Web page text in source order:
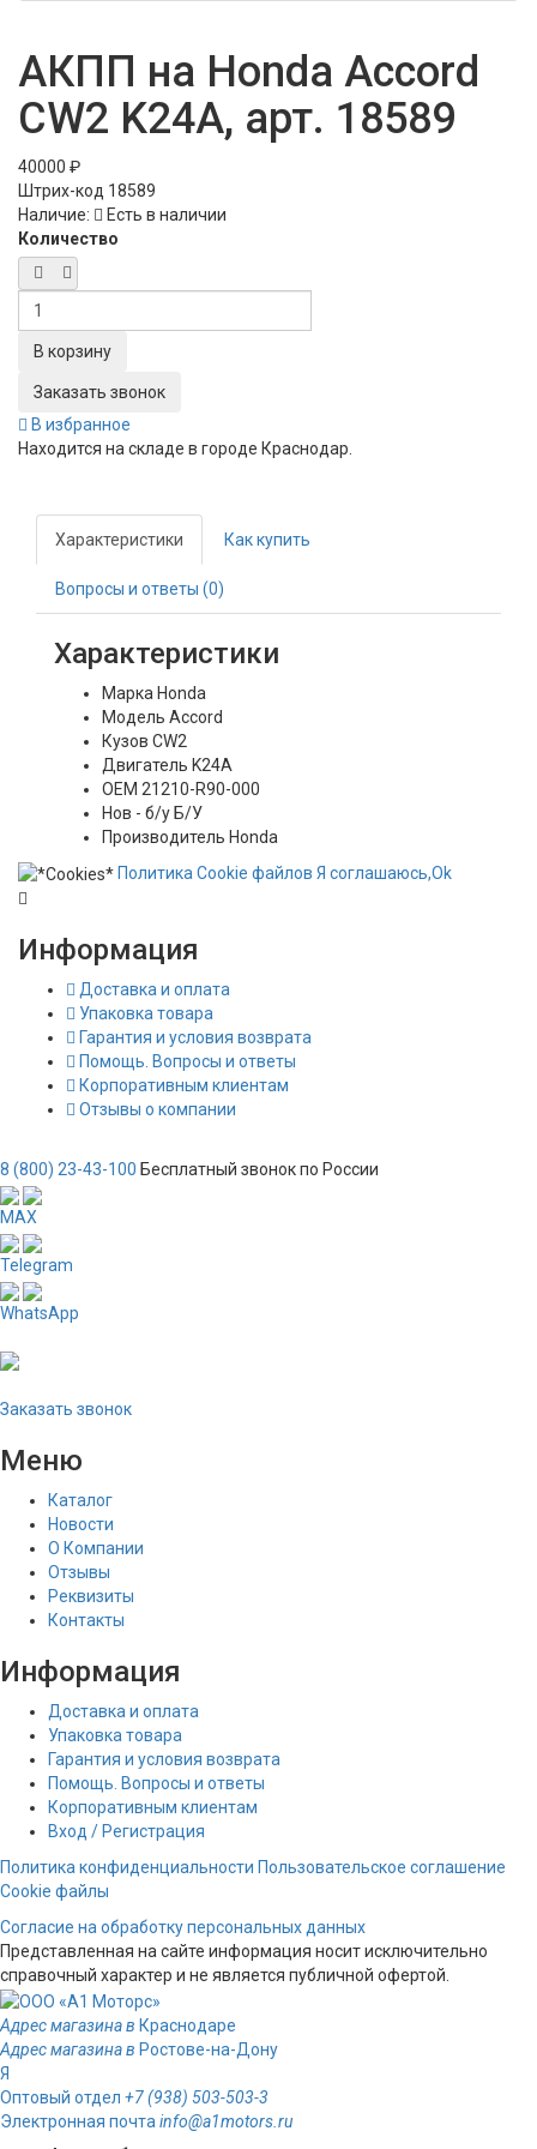
АКПП на Honda Accord
CW2 K24A, арт. 18589
40000 ₽
Штрих-код 18589
Наличие:
Есть в наличии
Количество
Заказать звонок
В избранное
Находится на складе в городе Краснодар
Характеристики Как купить
Вопросы и ответы (0)
Характеристики
Марка Honda
Модель Accord
Кузов CW2
Двигатель K24A
OEM 21210-R90-000
Нов - б/у Б/У
Производитель Honda
Политика Сookie файлов Я соглашаюсь,Ok
Информация
Доставка и оплата
Упаковка товара
Гарантия и условия возврата
Помощь. Вопросы и ответы
Корпоративным клиентам
Отзывы о компании
8 (800) 23-43-100 Бесплатный звонок по России
MAX
Telegram
WhatsApp
Заказать звонок
Меню
Каталог
Новости
О Компании
Отзывы
Реквизиты
Контакты
Информация
Доставка и оплата
Упаковка товара
Гарантия и условия возврата
Помощь. Вопросы и ответы
Корпоративным клиентам
Вход / Регистрация
Политика конфиденциальности Пользовательское соглашение
Cookie файлы
Согласие на обработку персональных данных
Представленная на сайте информация носит исключительно
справочный характер и не является публичной офертой.
Адрес магазина в Краснодаре
Адрес магазина в Ростове-на-Дону
Я
Оптовый отдел +7 (938) 503-503-3
Электронная почта info@a1motors.ru